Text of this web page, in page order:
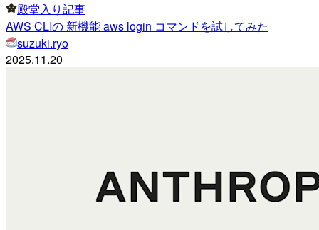
殿堂入り記事
AWS CLIの 新機能 aws login コマンドを試してみた
suzuki.ryo
2025.11.20